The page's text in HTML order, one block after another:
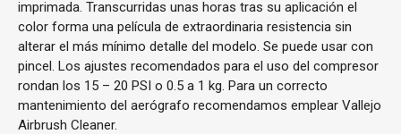
imprimada. Transcurridas unas horas tras su aplicación el
color forma una película de extraordinaria resistencia sin
alterar el más mínimo detalle del modelo. Se puede usar con
pincel. Los ajustes recomendados para el uso del compresor
rondan los 15 – 20 PSI o 0.5 a 1 kg. Para un correcto
mantenimiento del aerógrafo recomendamos emplear Vallejo
Airbrush Cleaner.